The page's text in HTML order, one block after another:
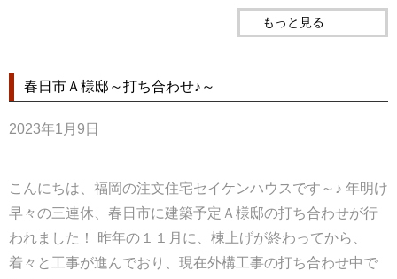
もっと見る
春日市Ａ様邸～打ち合わせ♪～
2023年1月9日
こんにちは、福岡の注文住宅セイケンハウスです～♪ 年明け
早々の三連休、春日市に建築予定Ａ様邸の打ち合わせが行
われました！ 昨年の１１月に、棟上げが終わってから、
着々と工事が進んでおり、現在外構工事の打ち合わせ中で